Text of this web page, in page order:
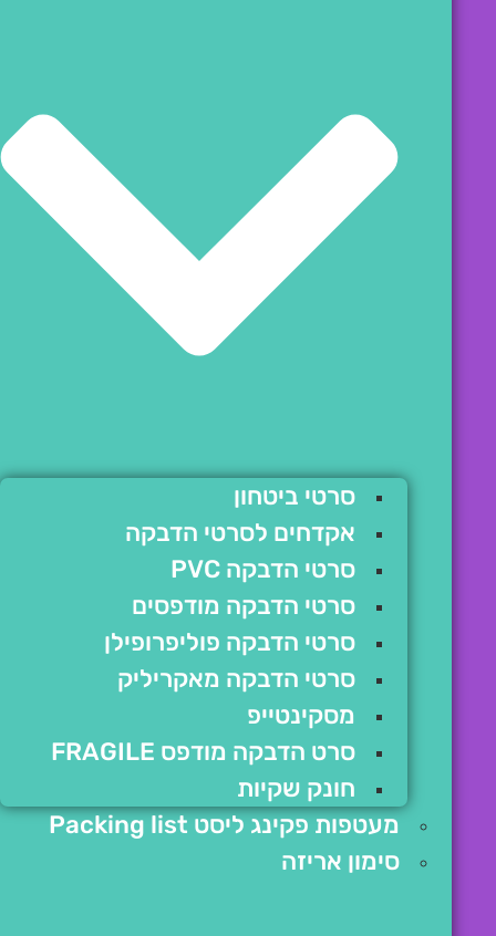
סרטי ביטחון
אקדחים לסרטי הדבקה
סרטי הדבקה PVC
סרטי הדבקה מודפסים
סרטי הדבקה פוליפרופילן
סרטי הדבקה מאקריליק
מסקינטייפ
סרט הדבקה מודפס FRAGILE
חונק שקיות
מעטפות פקינג ליסט Packing list
סימון אריזה